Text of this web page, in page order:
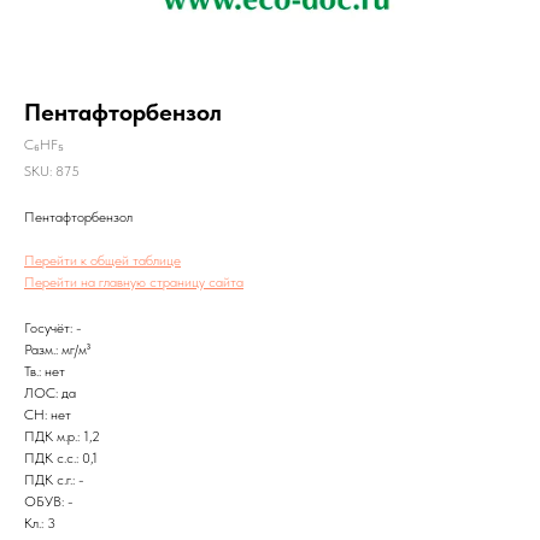
Пентафторбензол
C₆HF₅
SKU: 875
Пентафторбензол
Перейти к общей таблице
Перейти на главную страницу сайта
Госучёт: -
Разм.: мг/м³
Тв.: нет
ЛОС: да
CH: нет
ПДК м.р.: 1,2
ПДК с.с.: 0,1
ПДК с.г.: -
ОБУВ: -
Кл.: 3